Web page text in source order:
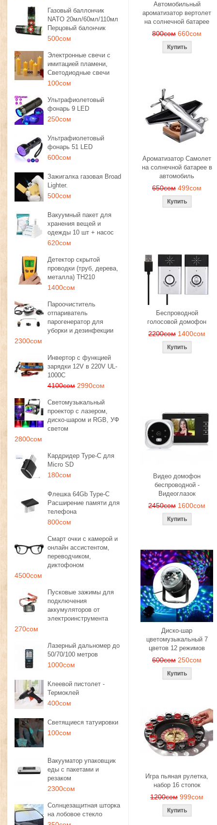
Газовый баллончик
NATO 20мл/60мл/110мл
Перцовый балончик
500сом
Электронные свечи с
имитацией пламени,
Светодиодные свечи
100сом
Ультрафиолетовый
фонарь 9 LED
250сом
Ультрафиолетовый
фонарь 51 LED
600сом
Зажигалка газовая Broad
Lighter.
500сом
Вакуумный пакет для
хранения вещей и
одежды 10 шт + насос
620сом
Детектор скрытой
проводки (труб, дерева,
металла) TH210
1400сом
Пароочиститель
отпариватель
парогенератор для
уборки и дезинфекции
2300сом
Инвертор с функцией
зарядки 12V в 220V UL-
1000C
4100сом 2990сом
Светомузыкальный
проектор с лазером,
диско-шаром и RGB, УФ
светом
2800сом
Кардридер Type-C для
Micro SD
180сом
Флешка 64Gb Type-C
Расширение памяти для
телефона
800сом
Смарт очки с камерой и
онлайн ассистентом,
переводчиком,
диктофоном
4500сом
Пусковые зажимы для
подключения
аккумуляторов от
электроинструмента
270сом
Лазерный дальномер до
50/70/100 метров
1000сом
Клеевой пистолет -
Термоклей
400сом
Светящиеся татуировки
100сом
Вакууматор упаковщик
еды с пакетами и
резаком
2300сом
Солнцезащитная шторка
на лобовое стекло
Автомобильный
ароматизатор вертолет
на солнечной батарее
800сом 660сом
Ароматизатор Самолет
на солнечной батарее в
автомобиль
650сом 499сом
Беспроводной
голосовой домофон
2200сом 1400сом
Видео домофон
беспроводной -
Видеоглазок
2450сом 1600сом
Диско-шар
цветомузыкальный 7
цветов 12 режимов
600сом 250сом
Игра пьяная рулетка,
набор 16 стопок
1200сом 999сом